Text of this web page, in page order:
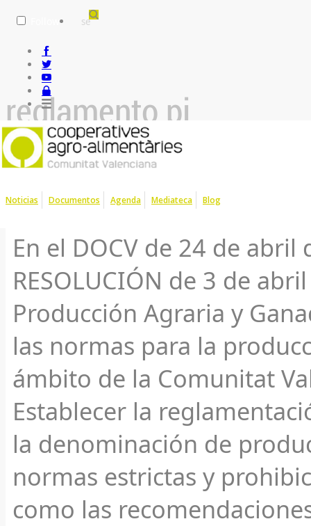
Noticias Documentos Agenda Mediateca Blog
reglamento pi
Reglamento PI-CAPA
En el DOCV de 24 de
RESOLUCIÓN de 3 de
Producción Agraria y
las normas para la
ámbito de la Comunitat
Establecer la
la denominación de
normas estrictas y
como las